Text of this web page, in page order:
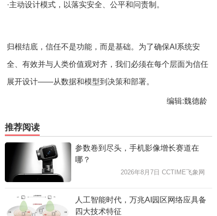
·主动设计模式，以落实安全、公平和问责制。
归根结底，信任不是功能，而是基础。为了确保AI系统安
全、有效并与人类价值观对齐，我们必须在每个层面为信任
展开设计——从数据和模型到决策和部署。
编辑:魏德龄
推荐阅读
参数卷到尽头，手机影像增长赛道在
哪？
2026年8月7日 CCTIME飞象网
人工智能时代，万兆AI园区网络应具备
四大技术特征